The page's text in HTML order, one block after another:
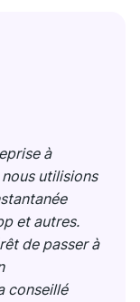
à
utilisions
et autres.
de passer à
conseillé